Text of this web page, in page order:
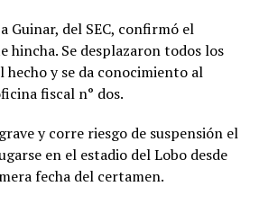
Guinar, del SEC, confirmó el
hincha. Se desplazaron todos los
hecho y se da conocimiento al
fiscal n° dos.
y corre riesgo de suspensión el
en el estadio del Lobo desde
fecha del certamen.